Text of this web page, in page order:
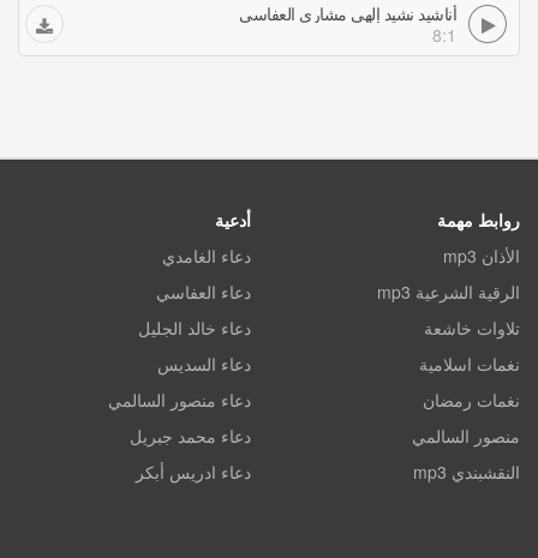
أناشيد نشيد إلهي مشاري العفاسي
8:1
روابط مهمة
الأذان mp3
الرقية الشرعية mp3
تلاوات خاشعة
نغمات اسلامية
نغمات رمضان
منصور السالمي
النقشبندي mp3
أدعية
دعاء الغامدي
دعاء العفاسي
دعاء خالد الجليل
دعاء السديس
دعاء منصور السالمي
دعاء محمد جبريل
دعاء ادريس أبكر